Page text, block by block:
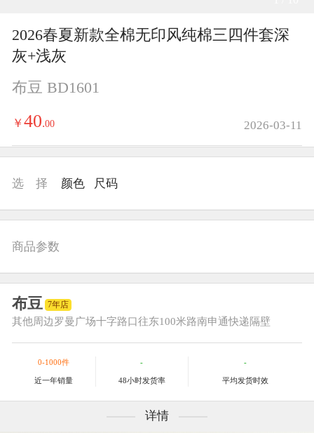
2026春夏新款全棉无印风纯棉三四件套深
灰+浅灰
布豆 BD1601
￥ 40.00 2026-03-11
选 择 颜色 尺码
商品参数
布豆 7年店
其他周边罗曼广场十字路口往东100米路南申通快递隔壁
0-1000件
近一年销量
-
48小时发货率
-
平均发货时效
详情